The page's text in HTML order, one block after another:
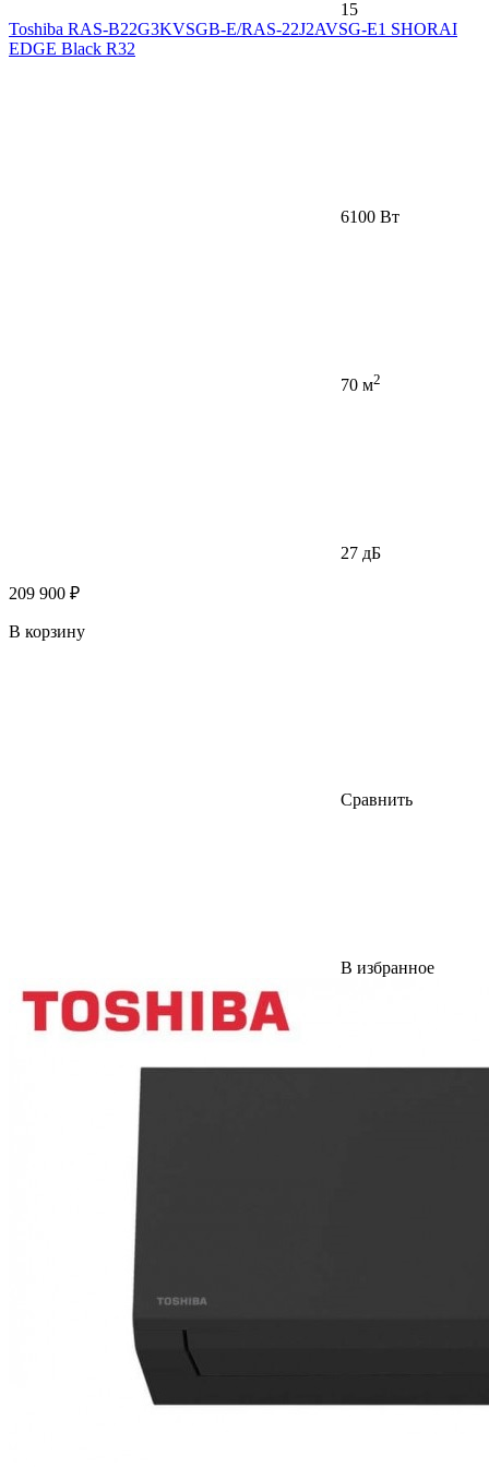
15
Toshiba RAS-B22G3KVSGB-E/RAS-22J2AVSG-E1 SHORAI
EDGE Black R32
6100 Вт
70 м2
27 дБ
209 900 ₽
В корзину
Сравнить
В избранное